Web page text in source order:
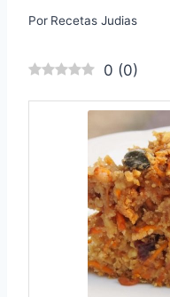
Por Recetas Judias
0 (0)